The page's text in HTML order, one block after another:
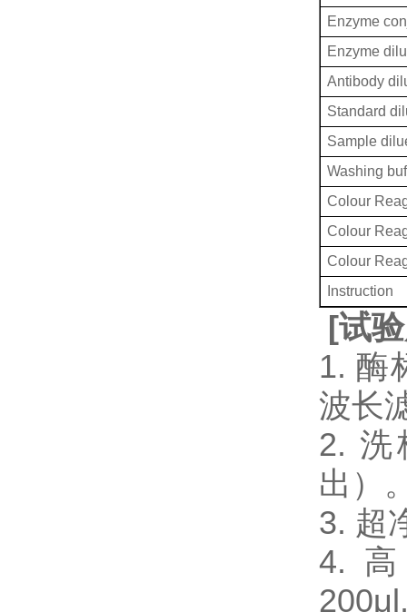
Enzyme
Enzyme
Antibody
Standard
Sample
Washing
Colour
Colour
Colour
Instruction
[试
1. 酶
波长
2. 洗
出）
3. 超
4.